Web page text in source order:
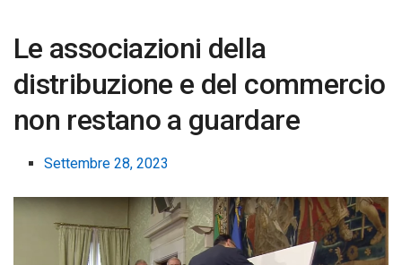
Le associazioni della
distribuzione e del commercio
non restano a guardare
Settembre 28, 2023